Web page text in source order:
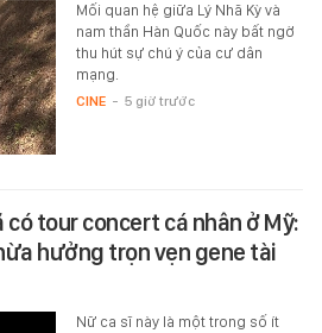
Mối quan hệ giữa Lý Nhã Kỳ và
nam thần Hàn Quốc này bất ngờ
thu hút sự chú ý của cư dân
mạng.
CINE - 5 giờ trước
có tour concert cá nhân ở Mỹ:
hưởng trọn vẹn gene tài
Nữ ca sĩ này là một trong số ít